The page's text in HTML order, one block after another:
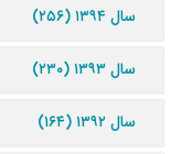
سال ۱۳۹۴ (۲۵۶)
سال ۱۳۹۳ (۲۳۰)
سال ۱۳۹۲ (۱۶۴)